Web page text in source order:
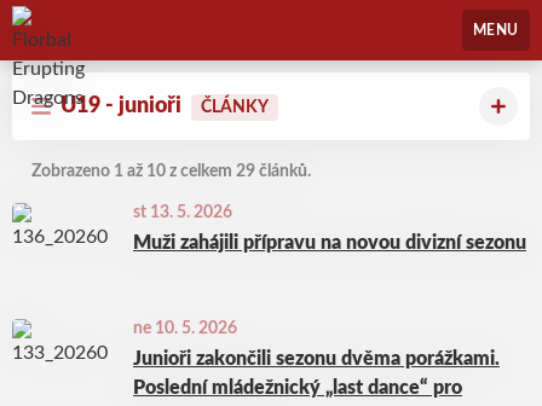
Florbal Erupting Dragons
MENU
U19 - junioři ČLÁNKY
Zobrazeno 1 až 10 z celkem 29 článků.
st 13. 5. 2026
Muži zahájili přípravu na novou divizní sezonu
ne 10. 5. 2026
Junioři zakončili sezonu dvěma porážkami.
Poslední mládežnický „last dance“ pro